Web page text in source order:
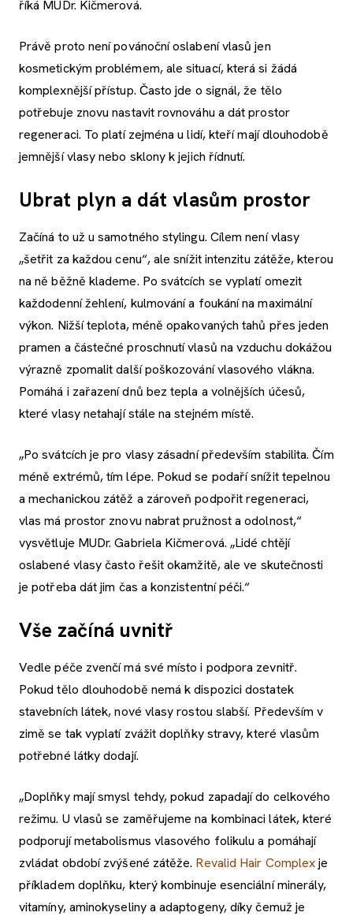
říká MUDr. Kičmerová.
Právě proto není povánoční oslabení vlasů jen
kosmetickým problémem, ale situací, která si žádá
komplexnější přístup. Často jde o signál, že tělo
potřebuje znovu nastavit rovnováhu a dát prostor
regeneraci. To platí zejména u lidí, kteří mají dlouhodobě
jemnější vlasy nebo sklony k jejich řídnutí.
Ubrat plyn a dát vlasům prostor
Začíná to už u samotného stylingu. Cílem není vlasy
„šetřit za každou cenu“, ale snížit intenzitu zátěže, kterou
na ně běžně klademe. Po svátcích se vyplatí omezit
každodenní žehlení, kulmování a foukání na maximální
výkon. Nižší teplota, méně opakovaných tahů přes jeden
pramen a částečné proschnutí vlasů na vzduchu dokážou
výrazně zpomalit další poškozování vlasového vlákna.
Pomáhá i zařazení dnů bez tepla a volnějších účesů,
které vlasy netahají stále na stejném místě.
„Po svátcích je pro vlasy zásadní především stabilita. Čím
méně extrémů, tím lépe. Pokud se podaří snížit tepelnou
a mechanickou zátěž a zároveň podpořit regeneraci,
vlas má prostor znovu nabrat pružnost a odolnost,“
vysvětluje MUDr. Gabriela Kičmerová. „Lidé chtějí
oslabené vlasy často řešit okamžitě, ale ve skutečnosti
je potřeba dát jim čas a konzistentní péči.“
Vše začíná uvnitř
Vedle péče zvenčí má své místo i podpora zevnitř.
Pokud tělo dlouhodobě nemá k dispozici dostatek
stavebních látek, nové vlasy rostou slabší. Především v
zimě se tak vyplatí zvážit doplňky stravy, které vlasům
potřebné látky dodají.
„Doplňky mají smysl tehdy, pokud zapadají do celkového
režimu. U vlasů se zaměřujeme na kombinaci látek, které
podporují metabolismus vlasového folikulu a pomáhají
zvládat období zvýšené zátěže. Revalid Hair Complexje
příkladem doplňku, který kombinuje esenciální minerály,
vitamíny, aminokyseliny a adaptogeny, díky čemuž je